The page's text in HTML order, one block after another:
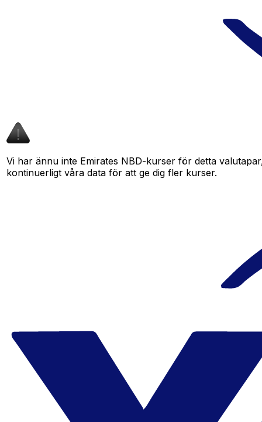
Vi har ännu inte Emirates NBD-kurser för detta
kontinuerligt våra data för att ge dig fler kurser.